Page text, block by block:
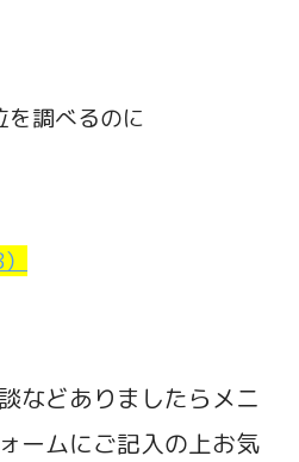
調べるのに
などありましたらメニ
ームにご記入の上お気